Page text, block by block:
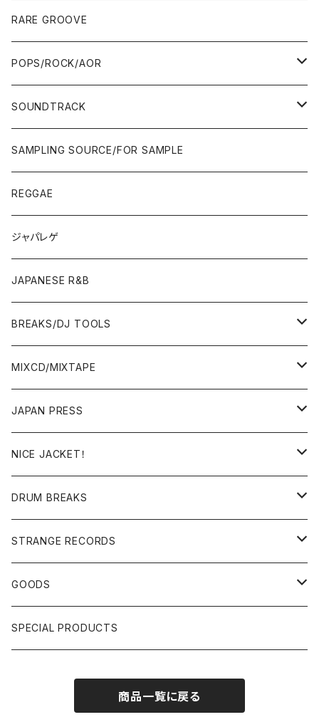
JAPAN ONLY RELEASE/REMIX
JAPAN ONLY RELEASE/REMIX
CD ALBUM
80'S
80'S
60'S/70'S
80'S
70'S
80'S
12"/7"
70'S
80'S
JAZZ
FUSION
RARE GROOVE
POPS/ROCK/AOR
POPS/S.S.W.
ROCK/AOR
SOUNDTRACK
LP
JAPANESE
OTHERS
7"/12"
JAPANESE
OTHERS
SAMPLING SOURCE/FOR SAMPLE
REGGAE
ジャパレゲ
JAPANESE R&B
BREAKS/DJ TOOLS
BREAKS/MEGAMIX/CUT UP
RE-EDIT/DJ TOOLS
MIXCD/MIXTAPE
MIXCD
日本語ラップ
JAPANESE DJ
MIXTAPE
JAPAN PRESS
LP(+ OBI)
7"/12"
NICE JACKET！
DONUTS 45
GIRLS
HIPHOP CLASSIC GALLERY
日本語ラップ CLASSIC GALLERY
DRUM BREAKS
US/UK/OTHERS
JAPANESE
STRANGE RECORDS
DRUM DRUM DRUM/KARAOKE
パチソン/AUDIO CHECK/LIBRARY
GOODS
BOOK
SPECIAL PRODUCTS
商品一覧に戻る